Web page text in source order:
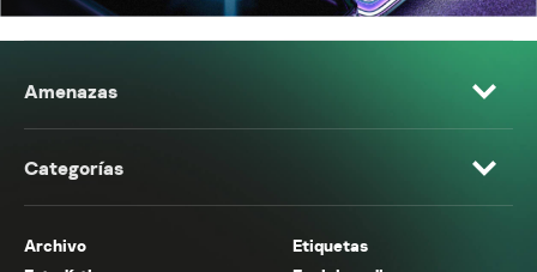
Amenazas
Categorías
Archivo
Etiquetas